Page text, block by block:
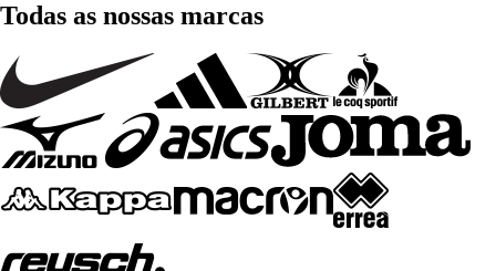
Todas as nossas marcas